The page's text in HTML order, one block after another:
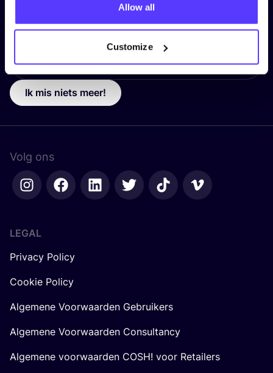
Allow all
Customize
Ik mis niets meer!
Volg ons
LEGAL
Privacy Policy
Cookie Policy
Algemene Voorwaarden Gebruikers
Algemene Voorwaarden Consultancy
Algemene voorwaarden COSH! voor Retailers